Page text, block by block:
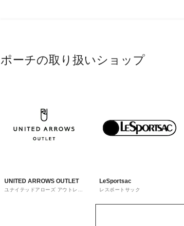
ポーチの取り扱いショップ
UNITED ARROWS OUTLET
ユナイテッドアローズ アウトレッ
LeSportsac
レスポートサック